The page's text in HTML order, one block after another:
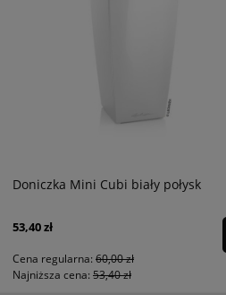
Doniczka Mini Cubi biały połysk
53,40 zł
Cena regularna: 60,00 zł
Najniższa cena: 53,40 zł